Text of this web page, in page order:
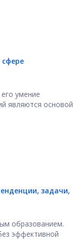
умение
являются основой
задачи,
образованием.
эффективной